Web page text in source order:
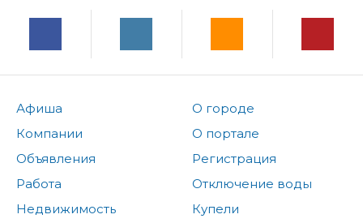
Афиша
Компании
Объявления
Работа
Недвижимость
О городе
О портале
Регистрация
Отключение воды
Купели